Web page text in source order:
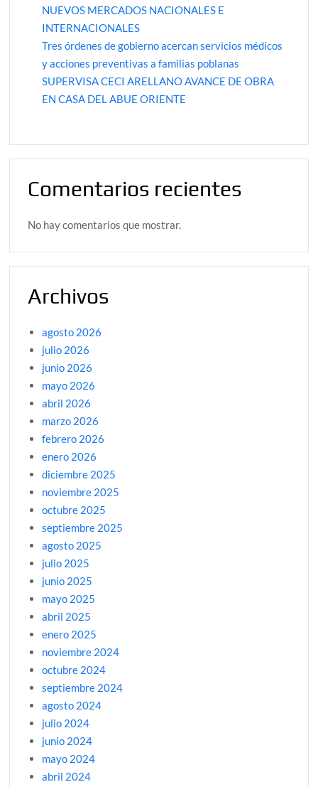
NUEVOS MERCADOS NACIONALES E
INTERNACIONALES
Tres órdenes de gobierno acercan servicios médicos
y acciones preventivas a familias poblanas
SUPERVISA CECI ARELLANO AVANCE DE OBRA
EN CASA DEL ABUE ORIENTE
Comentarios recientes
No hay comentarios que mostrar.
Archivos
agosto 2026
julio 2026
junio 2026
mayo 2026
abril 2026
marzo 2026
febrero 2026
enero 2026
diciembre 2025
noviembre 2025
octubre 2025
septiembre 2025
agosto 2025
julio 2025
junio 2025
mayo 2025
abril 2025
enero 2025
noviembre 2024
octubre 2024
septiembre 2024
agosto 2024
julio 2024
junio 2024
mayo 2024
abril 2024